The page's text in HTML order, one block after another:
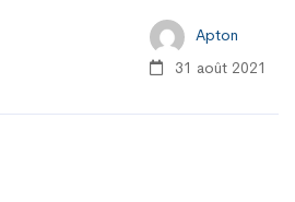
Apton
31 août 2021